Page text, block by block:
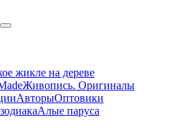
жикле на дереве
Живопись. Оригиналы
АвторыОптовики
Алые паруса